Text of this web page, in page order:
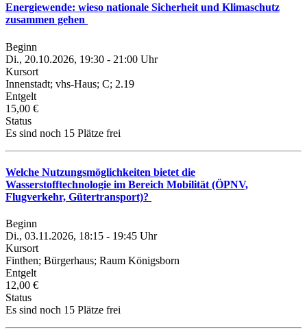
Energiewende: wieso nationale Sicherheit und Klimaschutz
zusammen gehen
Beginn
Di., 20.10.2026, 19:30 - 21:00 Uhr
Kursort
Innenstadt; vhs-Haus; C; 2.19
Entgelt
15,00 €
Status
Es sind noch 15 Plätze frei
Welche Nutzungsmöglichkeiten bietet die
Wasserstofftechnologie im Bereich Mobilität (ÖPNV,
Flugverkehr, Gütertransport)?
Beginn
Di., 03.11.2026, 18:15 - 19:45 Uhr
Kursort
Finthen; Bürgerhaus; Raum Königsborn
Entgelt
12,00 €
Status
Es sind noch 15 Plätze frei